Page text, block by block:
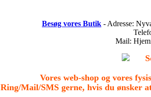
Besøg vores Butik - Adresse:
Mail:
Vores web-shop og vores
Ring/Mail/SMS gerne, hvis du ønsker